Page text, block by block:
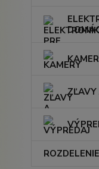
ZĽAVY